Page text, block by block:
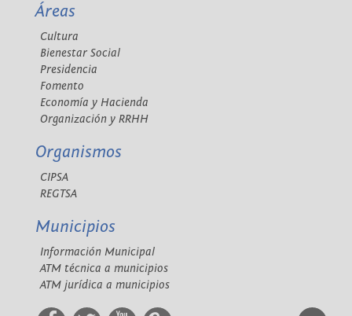
Áreas
Cultura
Bienestar Social
Presidencia
Fomento
Economía y Hacienda
Organización y RRHH
Organismos
CIPSA
REGTSA
Municipios
Información Municipal
ATM técnica a municipios
ATM jurídica a municipios